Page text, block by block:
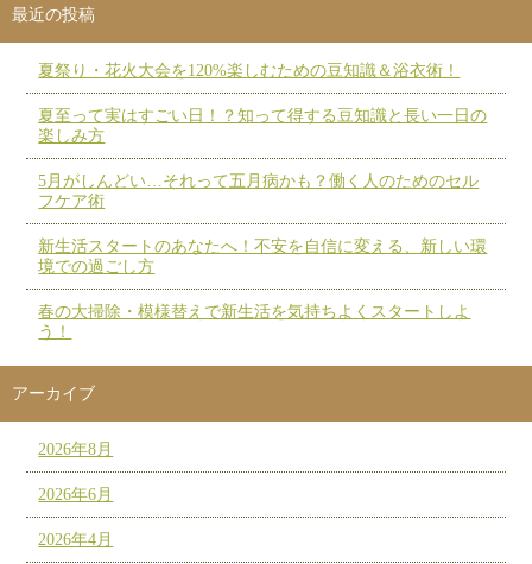
最近の投稿
夏祭り・花火大会を120%楽しむための豆知識＆浴衣術！
夏至って実はすごい日！？知って得する豆知識と長い一日の
楽しみ方
5月がしんどい…それって五月病かも？働く人のためのセル
フケア術
新生活スタートのあなたへ！不安を自信に変える、新しい環
境での過ごし方
春の大掃除・模様替えで新生活を気持ちよくスタートしよ
う！
アーカイブ
2026年8月
2026年6月
2026年4月